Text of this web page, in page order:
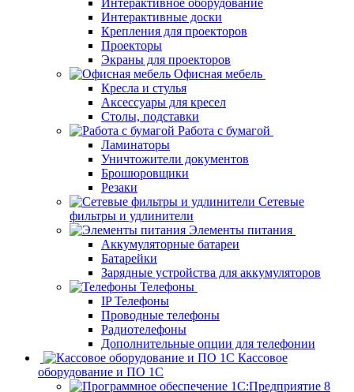
Интерактивные доски
Крепления для проекторов
Проекторы
Экраны для проекторов
Офисная мебель
Кресла и стулья
Аксессуары для кресел
Столы, подставки
Работа с бумагой
Ламинаторы
Уничтожители документов
Брошюровщики
Резаки
Сетевые
фильтры и удлинители
Элементы питания
Аккумуляторные батареи
Батарейки
Зарядные устройства для аккумуляторов
Телефоны
IP Телефоны
Проводные телефоны
Радиотелефоны
Дополнительные опции для телефонии
Кассовое
оборудование и ПО 1С